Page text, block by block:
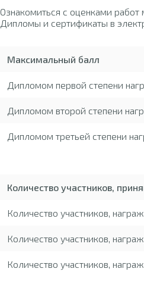
Ознакомиться с оценками
Дипломы и сертификаты в
Максимальный балл
Дипломом первой степени
Дипломом второй степени
Дипломом третьей степени
Количество участников,
Количество участников,
Количество участников,
Количество участников,